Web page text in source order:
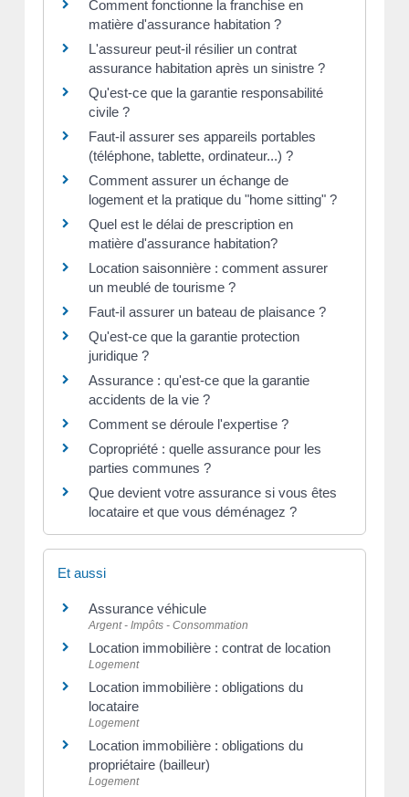
Comment fonctionne la franchise en
matière d'assurance habitation ?
L'assureur peut-il résilier un contrat
assurance habitation après un sinistre ?
Qu'est-ce que la garantie responsabilité
civile ?
Faut-il assurer ses appareils portables
(téléphone, tablette, ordinateur...) ?
Comment assurer un échange de
logement et la pratique du "home sitting" ?
Quel est le délai de prescription en
matière d'assurance habitation?
Location saisonnière : comment assurer
un meublé de tourisme ?
Faut-il assurer un bateau de plaisance ?
Qu'est-ce que la garantie protection
juridique ?
Assurance : qu'est-ce que la garantie
accidents de la vie ?
Comment se déroule l'expertise ?
Copropriété : quelle assurance pour les
parties communes ?
Que devient votre assurance si vous êtes
locataire et que vous déménagez ?
Et aussi
Assurance véhicule
Argent - Impôts - Consommation
Location immobilière : contrat de location
Logement
Location immobilière : obligations du
locataire
Logement
Location immobilière : obligations du
propriétaire (bailleur)
Logement